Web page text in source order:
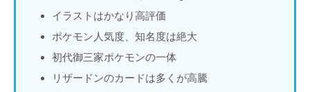
イラストはかなり高評価
ポケモン人気度、知名度は絶大
初代御三家ポケモンの一体
リザードンのカードは多くが高騰